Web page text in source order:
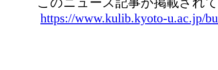
このニュース記事が掲載され
https://www.kulib.kyoto-u.ac.jp/